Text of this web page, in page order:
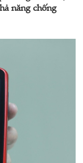
năng chống